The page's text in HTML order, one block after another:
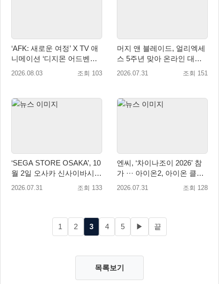
‘AFK: 새로운 여정’ X TV 애
니메이션 ‘디지몬 어드벤처’
콜라보레이션 8월 18일 진행
2026.08.03 조회 103
머지 앤 블레이드, 얼리엑세
스 5주년 맞아 온라인 대전
모드 업데이트
2026.07.31 조회 151
‘SEGA STORE OSAKA’, 10
월 2일 오사카 신사이바시에
개점
2026.07.31 조회 133
엔씨, ‘차이나조이 2026’ 참
가 ··· 아이온2, 아이온 클래
식 2종 출품
2026.07.31 조회 128
1 2 3 4 5 ▶ 끝
목록보기